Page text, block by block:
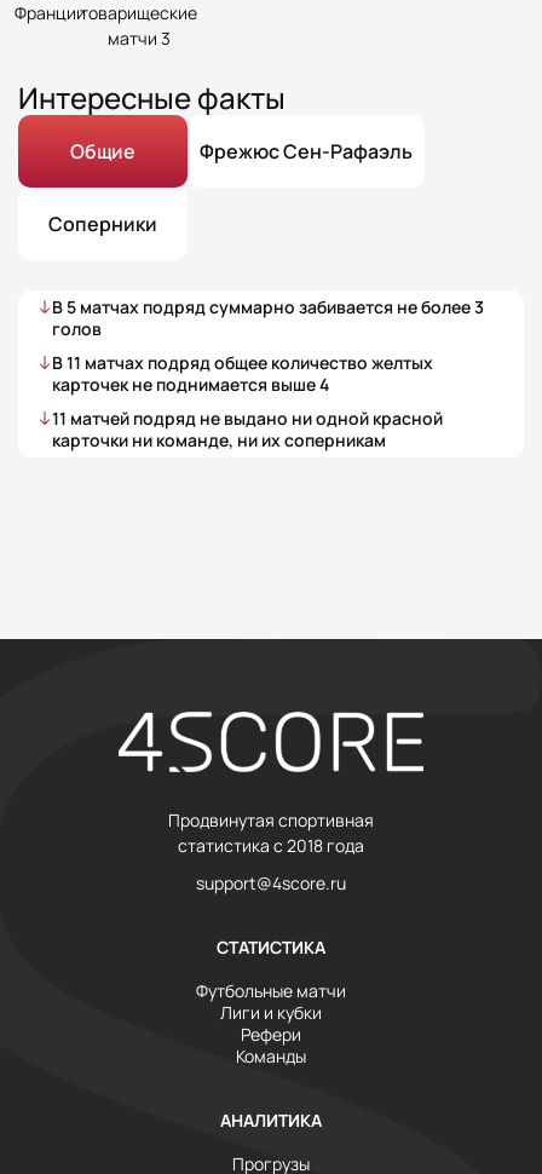
Франциитоварищеские
матчи 3
Интересные факты
Общие Фрежюс Сен-Рафаэль
Соперники
В 5 матчах подряд суммарно забивается не более3
голов
В11 матчах подряд общее количество желтых
карточек не поднимается выше4
11 матчей подряд не выдано ни одной красной
карточки ни команде, ни их соперникам
Продвинутая спортивная
статистика с 2018 года
support@4score.ru
СТАТИСТИКА
Футбольные матчи
Лиги и кубки
Рефери
Команды
АНАЛИТИКА
Прогрузы